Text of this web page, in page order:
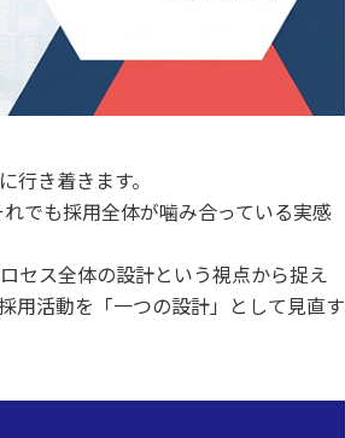
き着きます。
でも採用全体が噛み合っている実感
セス全体の設計という視点から捉え
用活動を「一つの設計」として見直す